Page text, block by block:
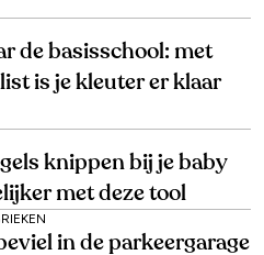
de basisschool: met
is je kleuter er klaar
knippen bij je baby
met deze tool
in de parkeergarage